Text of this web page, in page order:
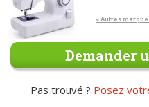
< Autres
Demander
Pas trouvé ? Posez